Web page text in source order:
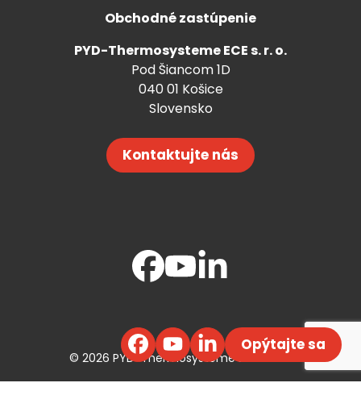
Opýtajte sa
Obchodné zastúpenie
PYD-Thermosysteme ECE s. r. o.
Pod Šiancom 1D
040 01 Košice
Slovensko
Kontaktujte nás
© 2026 PYD-Thermosysteme ECE s. r. o.